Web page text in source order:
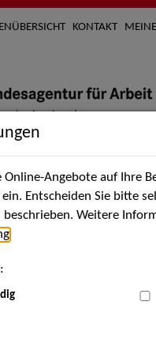
KONTAKT
Künstler*innen
Angebote auf Ihre
Entscheiden Sie bitte
Weitere